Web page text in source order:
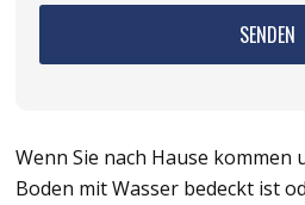
Wenn Sie nach Hause kommen
Boden mit Wasser bedeckt ist